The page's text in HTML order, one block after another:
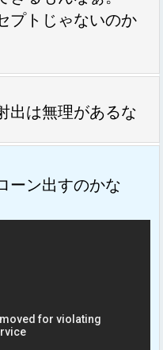
プトじゃないのか
出は無理があるな
ーン出すのかな